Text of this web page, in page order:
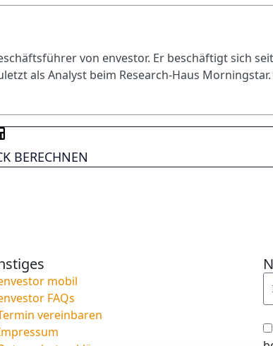
von envestor. Er beschäftigt sich seit
als Analyst beim Research-Haus Morningstar.
BERECHNEN
mobil
FAQs
vereinbaren